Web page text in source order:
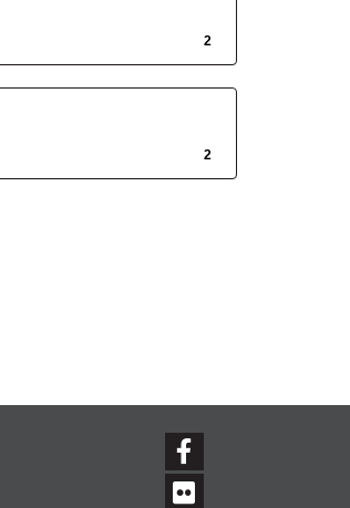
2
2